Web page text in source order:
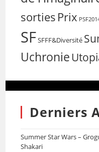
sorties Prix
SFSFFF&Diversité
Uchronie
Derniers
Summer Star Wars –
Shakari